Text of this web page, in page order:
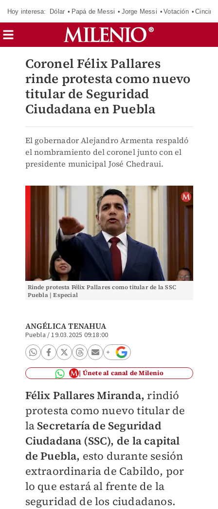
Hoy interesa: Dólar Papá de Messi Jorge Messi Votación
Coronel Félix Pallares
rinde protesta como nuevo
titular de Seguridad
Ciudadana en Puebla
El gobernador Alejandro Armenta respaldó
el nombramiento del coronel junto con el
presidente municipal José Chedraui.
Rinde protesta Félix Pallares como titular de la SSC
Puebla | Especial
ANGÉLICA TENAHUA
Puebla /19.03.2025 09:18:00
Únete al canal de Milenio
Félix Pallares Miranda, rindió
protesta como nuevo titular de
la Secretaría de Seguridad
Ciudadana (SSC), de la capital
de Puebla, esto durante sesión
extraordinaria de Cabildo, por
lo que estará al frente de la
seguridad de los ciudadanos.